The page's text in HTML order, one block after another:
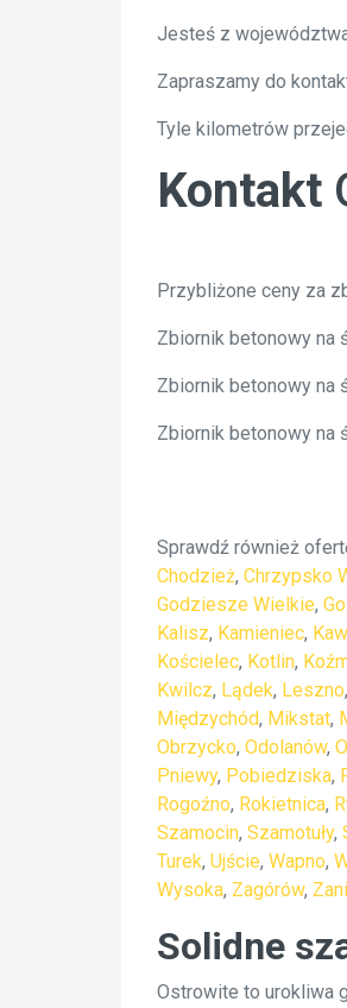
Jesteś z
Zapraszamy do
Tyle kilometrów
Kontakt
Przybliżone ceny za
Zbiornik betonowy na
Zbiornik betonowy na
Zbiornik betonowy na
Sprawdź również
Chodzież, Chrzypsko
Godziesze Wielkie,
Kalisz, Kamieniec,
Kościelec, Kotlin,
Kwilcz, Lądek, Leszno,
Międzychód, Mikstat,
Obrzycko, Odolanów,
Pniewy, Pobiedziska,
Rogoźno, Rokietnica,
Szamocin, Szamotuły,
Turek, Ujście, Wapno,
Wysoka, Zagórów,
Solidne
Ostrowite to urokliwa